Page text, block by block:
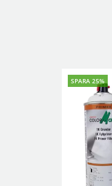
SPARA 25%